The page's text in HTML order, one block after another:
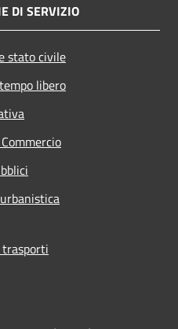
DI SERVIZIO
stato civile
libero